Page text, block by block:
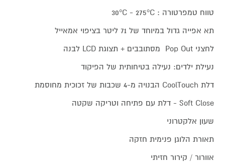
טווח טמפרטורה : 30°C - 275°C
תא אפייה גדול במיוחד של 71 ליטר בציפוי אמאייל
לחצני Pop Out מסתובבים + תצוגת LCD לבנה
נעילת ילדים: נעילה בטיחותית של הפיקוד
דלת CoolTouch הבנויה מ-4 שכבות של זכוכית מחוסמת
Soft Close - דלת עם פתיחה וטריקה שקטה
שעון אלקטרוני
תאורת הלוגן פנימית חזקה
אוורור / קירור חזיתי